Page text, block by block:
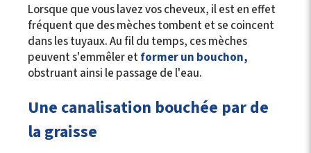
Lorsque que vous lavez vos cheveux, il est en effet
fréquent que des mèches tombent et se coincent
dans les tuyaux. Au fil du temps, ces mèches
peuvent s'emmêler etformer un bouchon,
obstruant ainsi le passage de l'eau.
Une canalisation bouchée par de
la graisse